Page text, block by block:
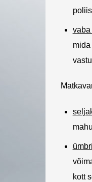
vaba
kott